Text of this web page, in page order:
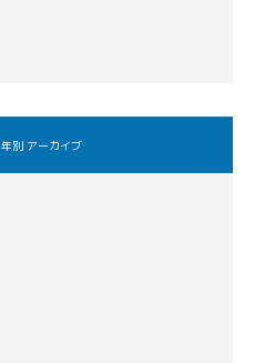
年別 アーカイブ